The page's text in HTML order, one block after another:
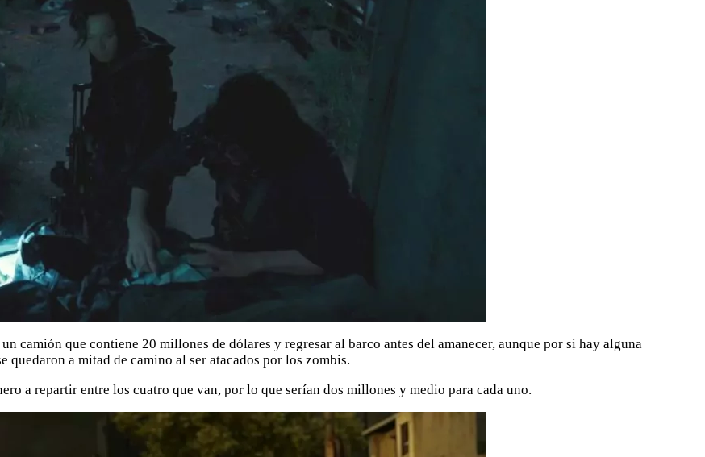
camión que contiene 20 millones de dólares y regresar al barco antes del amanecer, aunque por si hay alguna
a mitad de camino al ser atacados por los zombis.
a repartir entre los cuatro que van, por lo que serían dos millones y medio para cada uno.